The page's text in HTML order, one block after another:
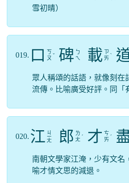
雪初晴）
019. 口
ㄎ
ㄡ ˇ 碑 ㄅ
ㄟ
載
ㄗ
ㄞ ˋ
眾人稱頌的話語，就像刻在
流傳。比喻廣受好評。同「
020. 江 ㄐ
ㄧ
ㄤ 郎 ㄌ
ㄤ ˊ 才 ㄘ
ㄞ ˊ
南朝文學家江淹，少有文名
喻才情文思的減退。